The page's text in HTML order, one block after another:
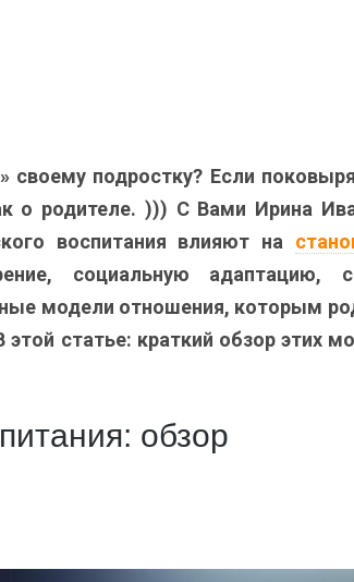
подростку? Если
о родителе. ))) С Вами Ирина
воспитания влияют на
социальную адаптацию,
модели отношения, которым
статье: краткий обзор этих
обзор